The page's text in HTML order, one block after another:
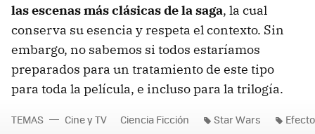
las escenas más clásicas de la saga, la cual
conserva su esencia y respeta el contexto. Sin
embargo, no sabemos si todos estaríamos
preparados para un tratamiento de este tipo
para toda la película, e incluso para la trilogía.
TEMAS Cine y TV Ciencia Ficción Star Wars